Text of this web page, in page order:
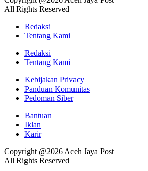
All Rights Reserved
Redaksi
Tentang Kami
Redaksi
Tentang Kami
Kebijakan Privacy
Panduan Komunitas
Pedoman Siber
Bantuan
Iklan
Karir
Copyright @2026 Aceh Jaya Post
All Rights Reserved